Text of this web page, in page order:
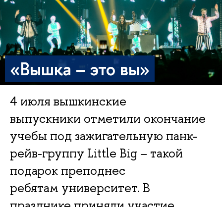
«Вышка – это вы»
4 июля вышкинские
выпускники отметили окончание
учебы под зажигательную панк-
рейв-группу Little Big – такой
подарок преподнес
ребятам университет. В